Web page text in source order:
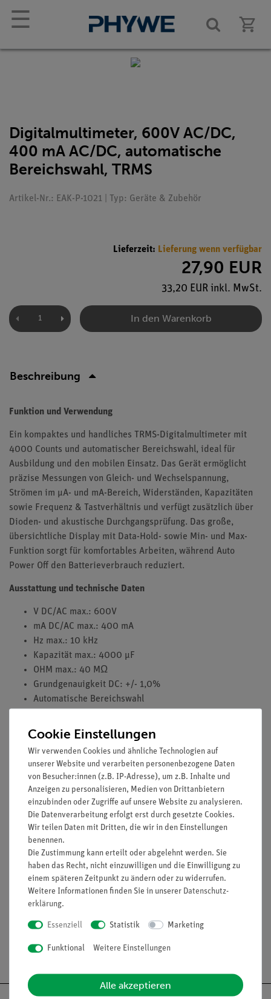
☰
Digitalmultimeter, 600V AC/DC,
400 mA AC/DC, automatische
Bereichswahl, TRMS
Artikel-Nr.: EAK-P-1021 | Typ: Geräte & Zubehör
Lieferzeit: Lieferung wenn verfügbar
27,90 EUR
33,20 EUR inkl. MwSt.
In den Warenkorb
Beschreibung
Funktion und Verwendung
Ein kompaktes und handliches TRMS-Digitalmultimeter mit
4000 Counts und automatischer Bereichswahl, ideal für
Ausbildung und den mobilen Einsatz. Das Gerät ermöglicht
präzise Messungen von Gleich- und Wechselspannung,
Strömen im µA- und mA-Bereich, Widerständen, Kapazitäten
sowie Frequenz & Tastverhältnis und verfügt zusätzlich über
Dioden- und akustische Durchgangsprüfung. Das große,
übersichtliche Display mit Data-Hold- sowie Min- und Max-
Funktion sorgt für komfortables Arbeiten, während Auto
Power Off den Batterieverbrauch reduziert.
Ausstattung und technische Daten
V DC/AC max.: 600V
mA DC/AC max.: 400 mA
Hz max.: 10 kHz
Kapazität max.: 4000 µF
OHM max.: 40 MΩ
Grundgenauigkeit DC: +/- 1,0%
Automatische Bereichswahl
400 mA Keramiksicherung (F 0,5A/600V 5x20mm FF)
Data-Hold, Min / Max Funktion
Handliches und stabiles Gehäuse
Sicherheit: EN 61010-1; Überspannungskategorie CAT
III 600 V
Zubehör: Batterien (2 x 1,5V AAA) und
Bedienungsanleitung
Media / Downloads
Versandkostenfrei ab 300,- €
Cookie Einstellungen
Wir verwenden Cookies und ähnliche Technologien auf
unserer Website und verarbeiten personenbezogene Daten
von Besucher:innen (z.B. IP-Adresse), um z.B. Inhalte und
Anzeigen zu personalisieren, Medien von Drittanbietern
einzubinden oder Zugriffe auf unsere Website zu analysieren.
Die Datenverarbeitung erfolgt erst durch gesetzte Cookies.
Wir teilen Daten mit Dritten, die wir in den Einstellungen
benennen.
Die Zustimmung kann erteilt oder abgelehnt werden. Sie
haben das Recht, nicht einzuwilligen und die Einwilligung zu
einem späteren Zeitpunkt zu ändern oder zu widerrufen.
Weitere Informationen finden Sie in unserer Daten­schutz­
erklärung.
Essenziell Statistik Marketing
Funktional Weitere Einstellungen
Alle akzeptieren